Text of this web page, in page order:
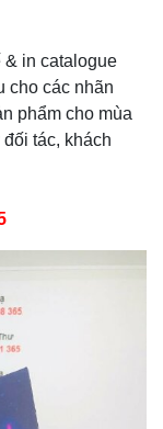
& in catalogue
cho các nhãn
phẩm cho mùa
tác, khách